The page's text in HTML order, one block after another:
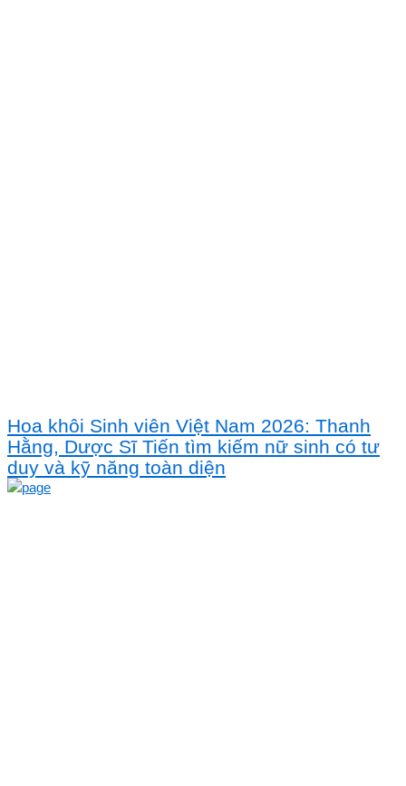
Hoa khôi Sinh viên Việt Nam 2026: Thanh
Hằng, Dược Sĩ Tiến tìm kiếm nữ sinh có tư
duy và kỹ năng toàn diện